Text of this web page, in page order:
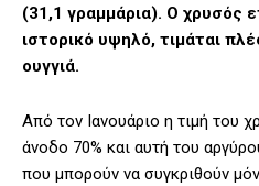
(31,1 γραμμάρια). Ο χρυσός
ιστορικό υψηλό, τιμάται
ουγγιά.
Από τον Ιανουάριο η τιμή του
άνοδο 70% και αυτή του
που μπορούν να συγκριθούν